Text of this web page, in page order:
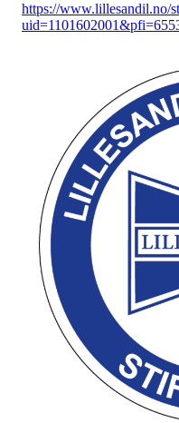
https://www.lillesandil.no/